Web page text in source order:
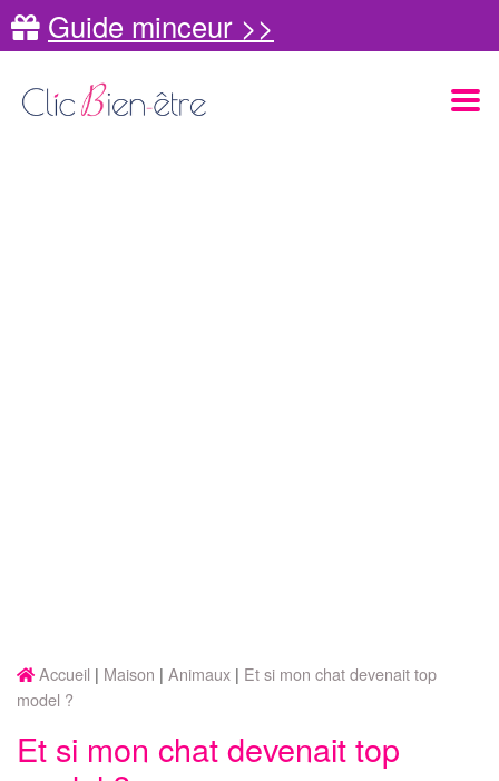
Guide minceur >>
Accueil Maison Animaux
Et si mon chat devenait top
model ?
Et si mon chat devenait top